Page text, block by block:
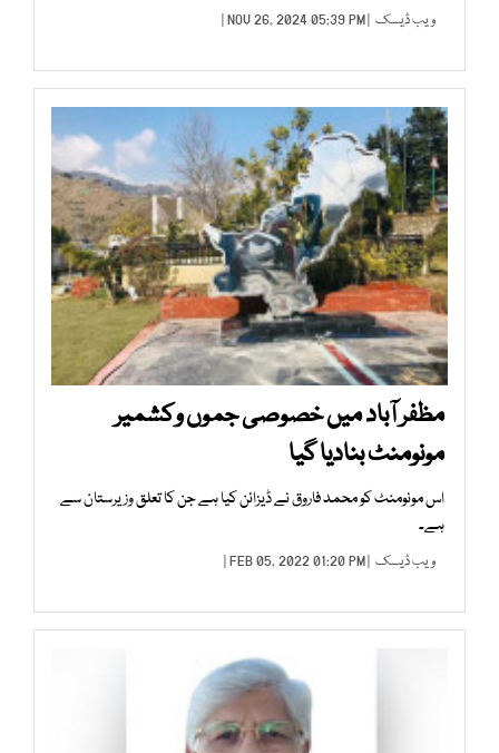
ویب ڈیسک | NOV 26, 2024 05:39 PM |
مظفر آباد میں خصوصی جموں وکشمیر
مونومنٹ بنادیا گیا
اس مونومنٹ کو محمد فاروق نے ڈیزائن کیا ہے جن کا تعلق وزیرستان سے
ہے۔
ویب ڈیسک | FEB 05, 2022 01:20 PM |